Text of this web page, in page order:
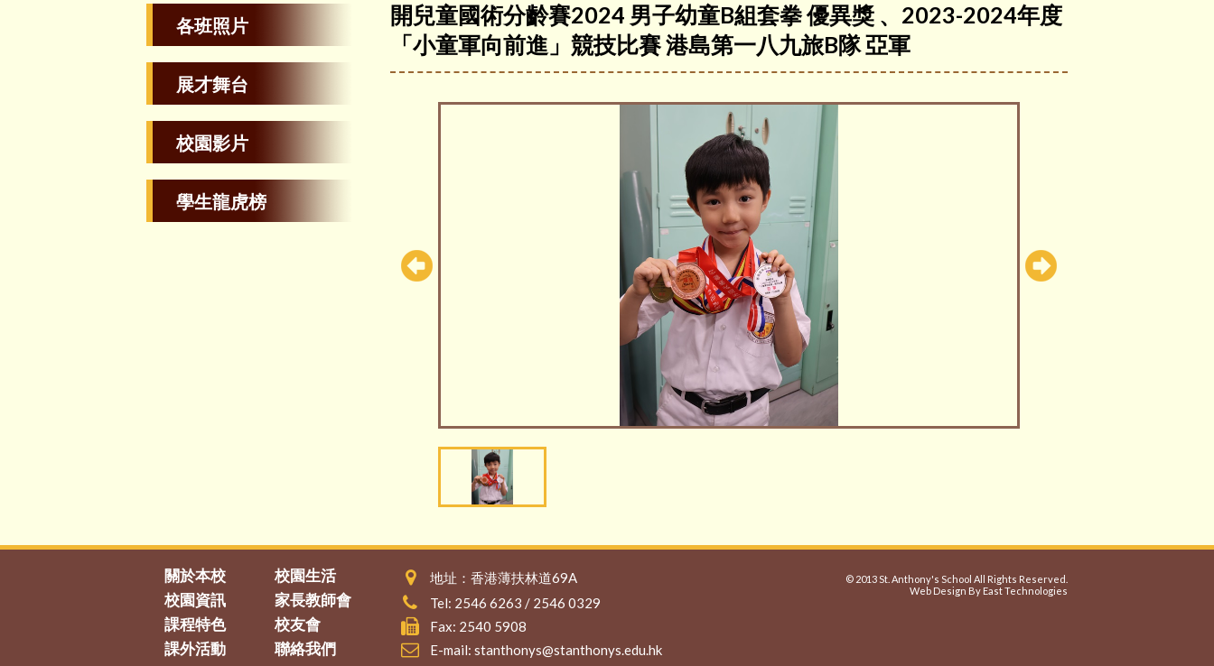
各班照片
展才舞台
校園影片
學生龍虎榜
開兒童國術分齡賽2024 男子幼童B組套拳 優異獎 、2023-2024年度
「小童軍向前進」競技比賽 港島第一八九旅B隊 亞軍
關於本校
校園資訊
課程特色
課外活動
校園生活
家長教師會
校友會
聯絡我們
地址：香港薄扶林道69A
Tel: 2546 6263 / 2546 0329
Fax: 2540 5908
E-mail: stanthonys@stanthonys.edu.hk
© 2013 St. Anthony's School All Rights Reserved.
Web Design By East Technologies